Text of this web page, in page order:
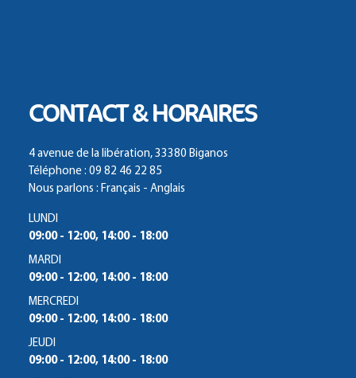
CONTACT & HORAIRES
4 avenue de la libération, 33380 Biganos
Téléphone : 09 82 46 22 85
Nous parlons : Français - Anglais
LUNDI
09:00 - 12:00, 14:00 - 18:00
MARDI
09:00 - 12:00, 14:00 - 18:00
MERCREDI
09:00 - 12:00, 14:00 - 18:00
JEUDI
09:00 - 12:00, 14:00 - 18:00